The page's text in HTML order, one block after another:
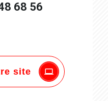
68 56
site